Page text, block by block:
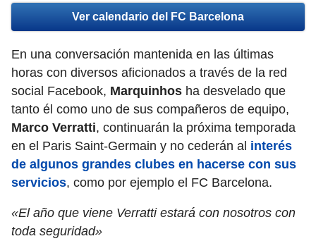
Ver calendario del FC Barcelona
En una conversación mantenida en las últimas
horas con diversos aficionados a través de la red
social Facebook, Marquinhos ha desvelado que
tanto él como uno de sus compañeros de equipo,
Marco Verratti, continuarán la próxima temporada
en el Paris Saint-Germain y no cederán al interés
de algunos grandes clubes en hacerse con sus
servicios, como por ejemplo el FC Barcelona.
«El año que viene Verratti estará con nosotros con
toda seguridad»